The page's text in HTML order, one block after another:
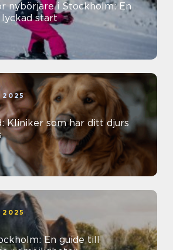
nybörjare i Stockholm: En
start
Kliniker som har ditt djurs
En guide till